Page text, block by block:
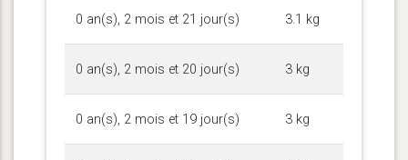
0 an(s), 2 mois et 21 jour(s) 3.1 kg
0 an(s), 2 mois et 20 jour(s) 3 kg
0 an(s), 2 mois et 19 jour(s) 3 kg